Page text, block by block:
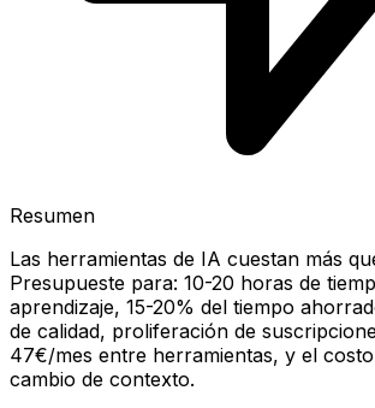
Resumen
Las herramientas de IA cuestan más
Presupueste para: 10-20 horas de
aprendizaje, 15-20% del tiempo
de calidad, proliferación de
47€/mes entre herramientas, y el
cambio de contexto.